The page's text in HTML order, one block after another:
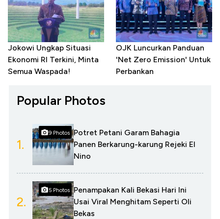
Jokowi Ungkap Situasi
Ekonomi RI Terkini, Minta
Semua Waspada!
OJK Luncurkan Panduan
'Net Zero Emission' Untuk
Perbankan
Popular Photos
1.
9 Photos
Potret Petani Garam Bahagia
Panen Berkarung-karung Rejeki El
Nino
2.
5 Photos
Penampakan Kali Bekasi Hari Ini
Usai Viral Menghitam Seperti Oli
Bekas